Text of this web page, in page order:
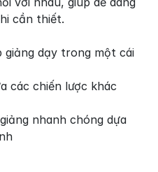
cần thiết.
giảng dạy trong một cái
các chiến lược khác
nhanh chóng dựa